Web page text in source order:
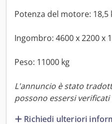
Potenza del motore: 18,5
Ingombro: 4600 x 2200 x
Peso: 11000 kg
L'annuncio è stato
possono essersi
Richiedi ulteriori